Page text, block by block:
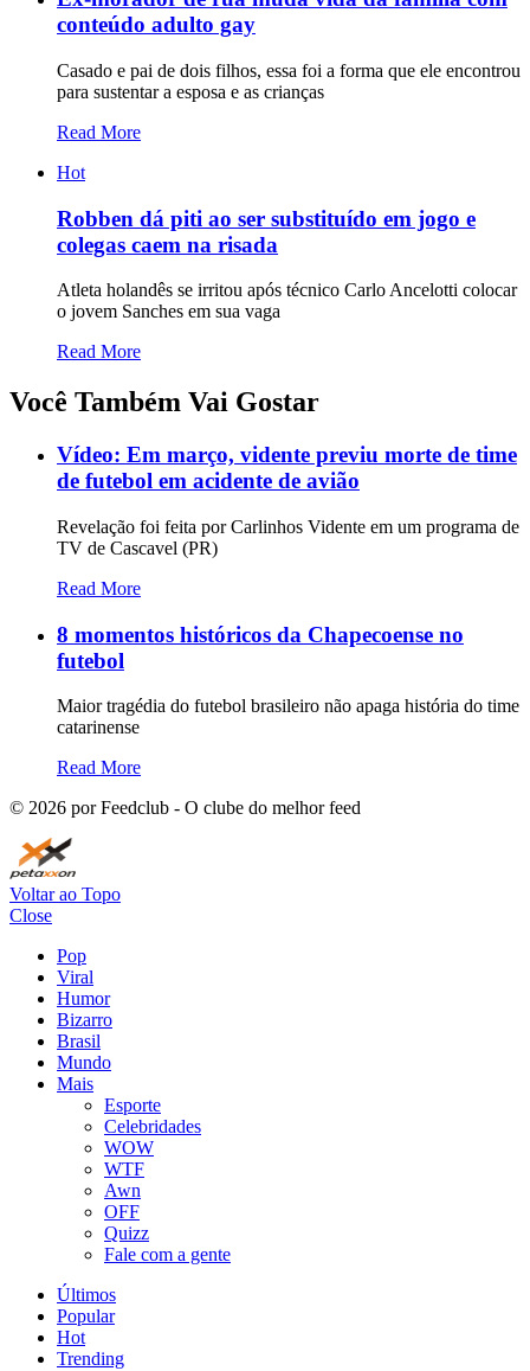
conteúdo adulto gay
Casado e pai de dois filhos, essa foi a forma que ele encontrou
para sustentar a esposa e as crianças
Read More
Hot
Robben dá piti ao ser substituído em jogo e
colegas caem na risada
Atleta holandês se irritou após técnico Carlo Ancelotti colocar
o jovem Sanches em sua vaga
Read More
Você Também Vai Gostar
Vídeo: Em março, vidente previu morte de time
de futebol em acidente de avião
Revelação foi feita por Carlinhos Vidente em um programa de
TV de Cascavel (PR)
Read More
8 momentos históricos da Chapecoense no
futebol
Maior tragédia do futebol brasileiro não apaga história do time
catarinense
Read More
© 2026 por Feedclub - O clube do melhor feed
Voltar ao Topo
Close
Pop
Viral
Humor
Bizarro
Brasil
Mundo
Mais
Esporte
Celebridades
WOW
WTF
Awn
OFF
Quizz
Fale com a gente
Últimos
Popular
Hot
Trending